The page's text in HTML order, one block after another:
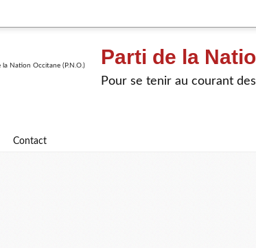
Parti de la
Pour se tenir au courant
Contact